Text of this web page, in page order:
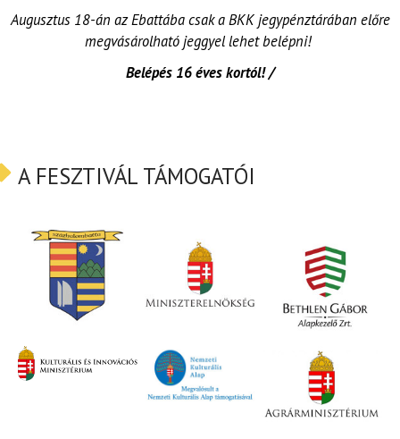
Augusztus 18-án az Ebattába csak a BKK jegypénztárában előre
megvásárolható jeggyel lehet belépni!
Belépés 16 éves kortól! /
A FESZTIVÁL TÁMOGATÓI